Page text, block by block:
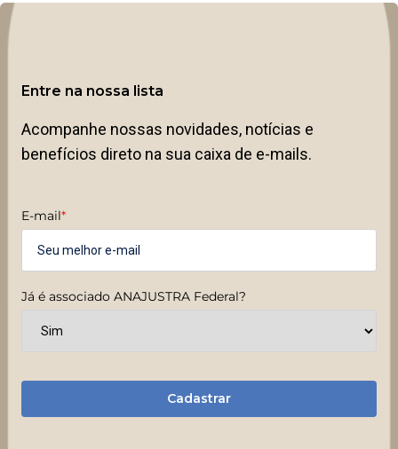
Entre na nossa lista
Acompanhe nossas novidades, notícias e
benefícios direto na sua caixa de e-mails.
E-mail*
Já é associado ANAJUSTRA Federal?
Cadastrar